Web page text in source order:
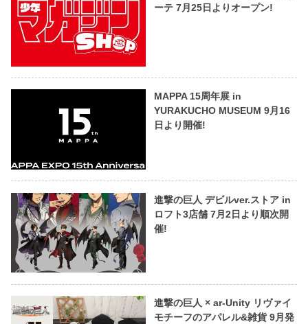
ーテ 7月25日よりオープン!
MAPPA 15周年展 in
YURAKUCHO MUSEUM 9月16
日より開催!
進撃の巨人 デビルver.ストア in
ロフト3店舗 7月2日より順次開
催!
進撃の巨人 × ar-Unity リヴァイ
モチーフのアパレル&雑貨 9月発